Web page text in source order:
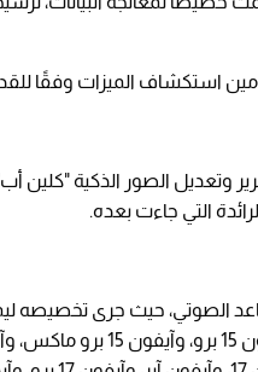
استكشاف الميزات وفقًا
وتعديل الصور الذكية "كلين
الصوتي، حيث جرى تخصيصه